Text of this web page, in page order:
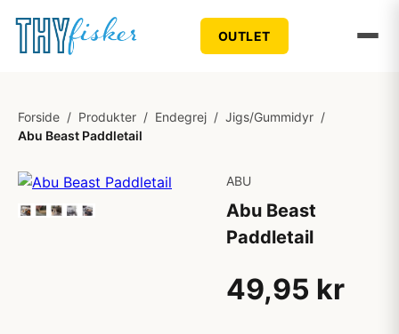
OUTLET
Forside / Produkter / Endegrej / Jigs/Gummidyr /
Abu Beast Paddletail
ABU
Abu Beast
Paddletail
49,95 kr